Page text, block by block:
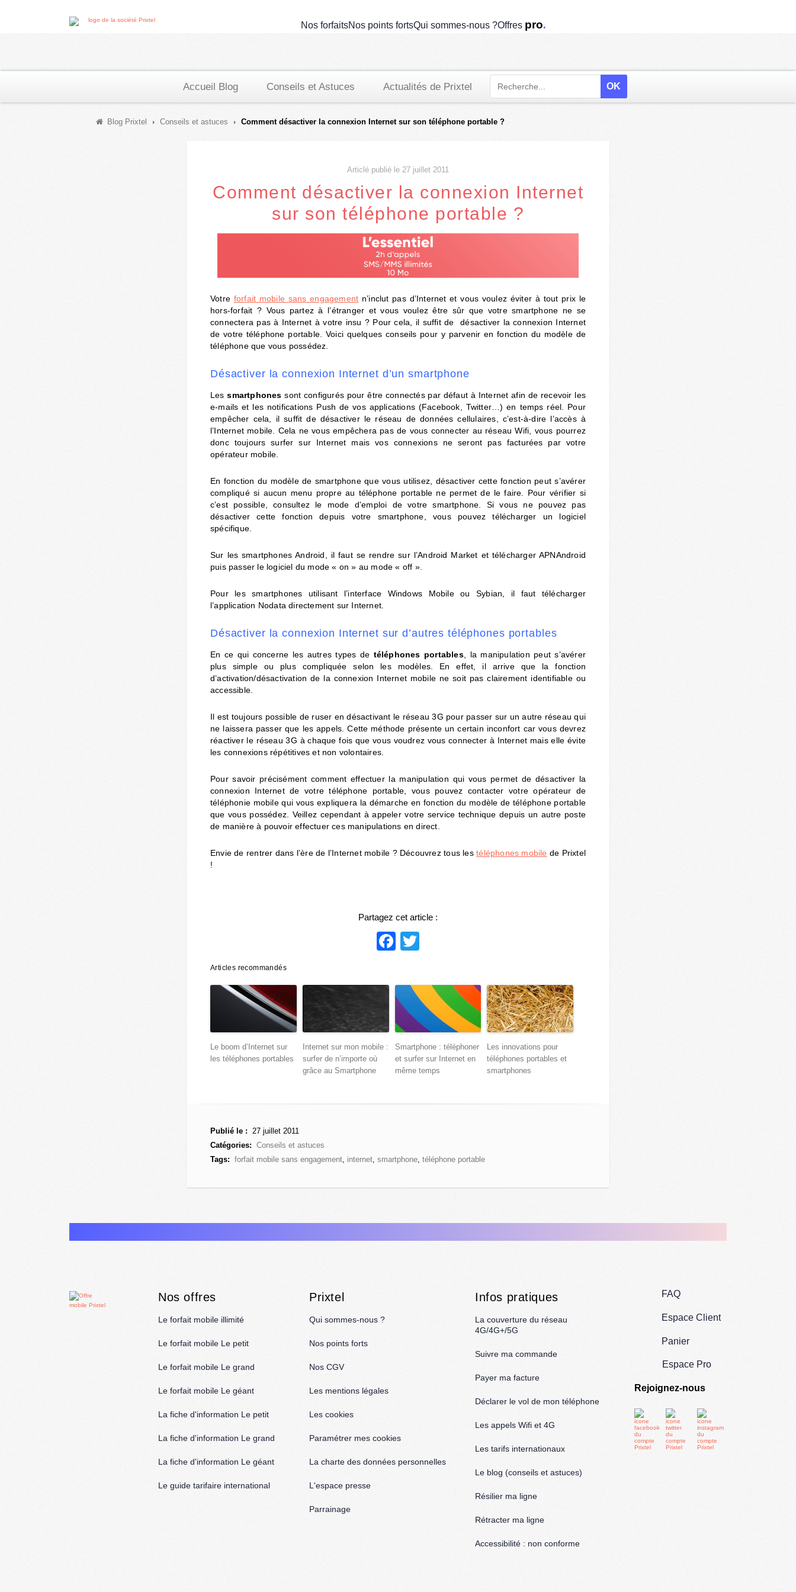
Nos forfaitsNos points fortsQui sommes-nous ?Offres pro.
Accueil Blog Conseils et Astuces Actualités de Prixtel
Blog Prixtel Conseils et astuces Comment désactiver la connexion Internet sur son téléphone portable ?
Articlé publié le 27 juillet 2011
Comment désactiver la connexion Internet
sur son téléphone portable ?
Votre forfait mobile sans engagement n’inclut pas d’Internet et vous voulez éviter à tout prix le
hors-forfait ? Vous partez à l’étranger et vous voulez être sûr que votre smartphone ne se
connectera pas à Internet à votre insu ? Pour cela, il suffit de désactiver la connexion Internet
de votre téléphone portable. Voici quelques conseils pour y parvenir en fonction du modèle de
téléphone que vous possédez.
Désactiver la connexion Internet d’un smartphone
Lessmartphones sont configurés pour être connectés par défaut à Internet afin de recevoir les
e-mails et les notifications Push de vos applications (Facebook, Twitter…) en temps réel. Pour
empêcher cela, il suffit de désactiver le réseau de données cellulaires, c’est-à-dire l’accès à
l’Internet mobile. Cela ne vous empêchera pas de vous connecter au réseau Wifi, vous pourrez
donc toujours surfer sur Internet mais vos connexions ne seront pas facturées par votre
opérateur mobile.
En fonction du modèle de smartphone que vous utilisez, désactiver cette fonction peut s’avérer
compliqué si aucun menu propre au téléphone portable ne permet de le faire. Pour vérifier si
c’est possible, consultez le mode d’emploi de votre smartphone. Si vous ne pouvez pas
désactiver cette fonction depuis votre smartphone, vous pouvez télécharger un logiciel
spécifique.
Sur les smartphones Android, il faut se rendre sur l’Android Market et télécharger APNAndroid
puis passer le logiciel du mode « on » au mode « off ».
Pour les smartphones utilisant l’interface Windows Mobile ou Sybian, il faut télécharger
l’application Nodata directement sur Internet.
Désactiver la connexion Internet sur d’autres téléphones portables
En ce qui concerne les autres types de téléphones portables, la manipulation peut s’avérer
plus simple ou plus compliquée selon les modèles. En effet, il arrive que la fonction
d’activation/désactivation de la connexion Internet mobile ne soit pas clairement identifiable ou
accessible.
Il est toujours possible de ruser en désactivant le réseau 3G pour passer sur un autre réseau qui
ne laissera passer que les appels. Cette méthode présente un certain inconfort car vous devrez
réactiver le réseau 3G à chaque fois que vous voudrez vous connecter à Internet mais elle évite
les connexions répétitives et non volontaires.
Pour savoir précisément comment effectuer la manipulation qui vous permet de désactiver la
connexion Internet de votre téléphone portable, vous pouvez contacter votre opérateur de
téléphonie mobile qui vous expliquera la démarche en fonction du modèle de téléphone portable
que vous possédez. Veillez cependant à appeler votre service technique depuis un autre poste
de manière à pouvoir effectuer ces manipulations en direct.
Envie de rentrer dans l’ère de l’Internet mobile ? Découvrez tous lestéléphones mobile de Prixtel
!
Partagez cet article :
Facebook
Articles recommandés
Le boom d’Internet sur
les téléphones portables
Internet sur mon mobile :
surfer de n’importe où
grâce au Smartphone
Smartphone : téléphoner
et surfer sur Internet en
même temps
Les innovations pour
téléphones portables et
smartphones
Publié le : 27 juillet 2011
Catégories: Conseils et astuces
Tags: forfait mobile sans engagement, internet, smartphone, téléphone portable
Nos offres
Le forfait mobile illimité
Le forfait mobile Le petit
Le forfait mobile Le grand
Le forfait mobile Le géant
La fiche d'information Le petit
La fiche d'information Le grand
La fiche d'information Le géant
Le guide tarifaire international
Prixtel
Qui sommes-nous ?
Nos points forts
Nos CGV
Les mentions légales
Les cookies
Paramétrer mes cookies
La charte des données personnelles
L'espace presse
Parrainage
Infos pratiques
La couverture du réseau
4G/4G+/5G
Suivre ma commande
Payer ma facture
Déclarer le vol de mon téléphone
Les appels Wifi et 4G
Les tarifs internationaux
Le blog (conseils et astuces)
Résilier ma ligne
Rétracter ma ligne
Accessibilité : non conforme
FAQ
Espace Client
Panier
Espace Pro
Rejoignez-nous